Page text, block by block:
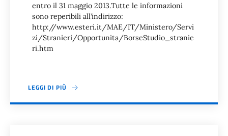
entro il 31 maggio 2013.Tutte le informazioni
sono reperibili all’indirizzo:
http://www.esteri.it/MAE/IT/Ministero/Servi
zi/Stranieri/Opportunita/BorseStudio_stranie
ri.htm
LEGGI DI PIÙ